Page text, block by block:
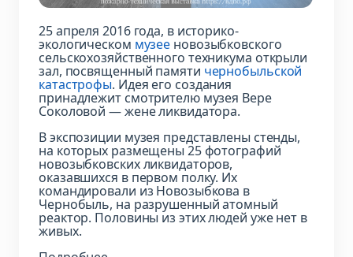
25 апреля 2016 года, в историко-
экологическом музее новозыбковского
сельскохозяйственного техникума открыли
зал, посвященный памяти чернобыльской
катастрофы. Идея его создания
принадлежит смотрителю музея Вере
Соколовой — жене ликвидатора.
В экспозиции музея представлены стенды,
на которых размещены 25 фотографий
новозыбковских ликвидаторов,
оказавшихся в первом полку. Их
командировали из Новозыбкова в
Чернобыль, на разрушенный атомный
реактор. Половины из этих людей уже нет в
живых.